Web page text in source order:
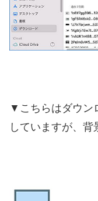
▼こちらはダウン
していますが、背